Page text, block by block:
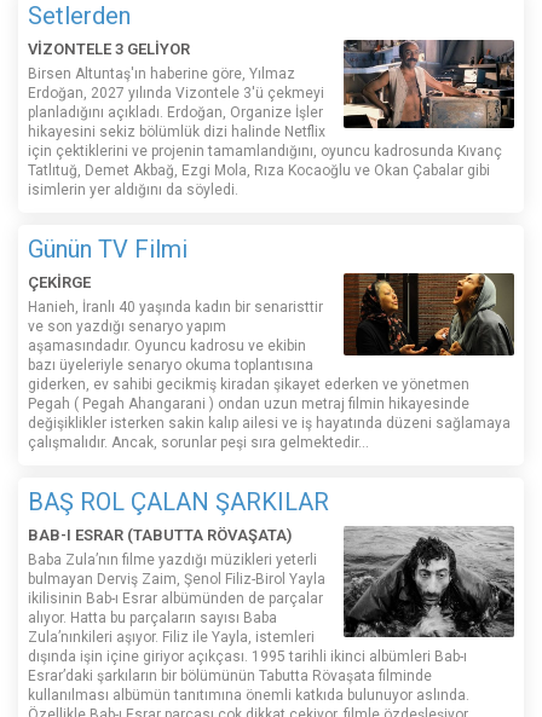
Setlerden
VİZONTELE 3 GELİYOR
Birsen Altuntaş'ın haberine göre, Yılmaz
Erdoğan, 2027 yılında Vizontele 3'ü çekmeyi
planladığını açıkladı. Erdoğan, Organize İşler
hikayesini sekiz bölümlük dizi halinde Netflix
için çektiklerini ve projenin tamamlandığını, oyuncu kadrosunda Kıvanç
Tatlıtuğ, Demet Akbağ, Ezgi Mola, Rıza Kocaoğlu ve Okan Çabalar gibi
isimlerin yer aldığını da söyledi.
Günün TV Filmi
ÇEKİRGE
Hanieh, İranlı 40 yaşında kadın bir senaristtir
ve son yazdığı senaryo yapım
aşamasındadır. Oyuncu kadrosu ve ekibin
bazı üyeleriyle senaryo okuma toplantısına
giderken, ev sahibi gecikmiş kiradan şikayet ederken ve yönetmen
Pegah ( Pegah Ahangarani ) ondan uzun metraj filmin hikayesinde
değişiklikler isterken sakin kalıp ailesi ve iş hayatında düzeni sağlamaya
çalışmalıdır. Ancak, sorunlar peşi sıra gelmektedir...
BAŞ ROL ÇALAN ŞARKILAR
BAB-I ESRAR (TABUTTA RÖVAŞATA)
Baba Zula’nın filme yazdığı müzikleri yeterli
bulmayan Derviş Zaim, Şenol Filiz-Birol Yayla
ikilisinin Bab-ı Esrar albümünden de parçalar
alıyor. Hatta bu parçaların sayısı Baba
Zula’nınkileri aşıyor. Filiz ile Yayla, istemleri
dışında işin içine giriyor açıkçası. 1995 tarihli ikinci albümleri Bab-ı
Esrar’daki şarkıların bir bölümünün Tabutta Rövaşata filminde
kullanılması albümün tanıtımına önemli katkıda bulunuyor aslında.